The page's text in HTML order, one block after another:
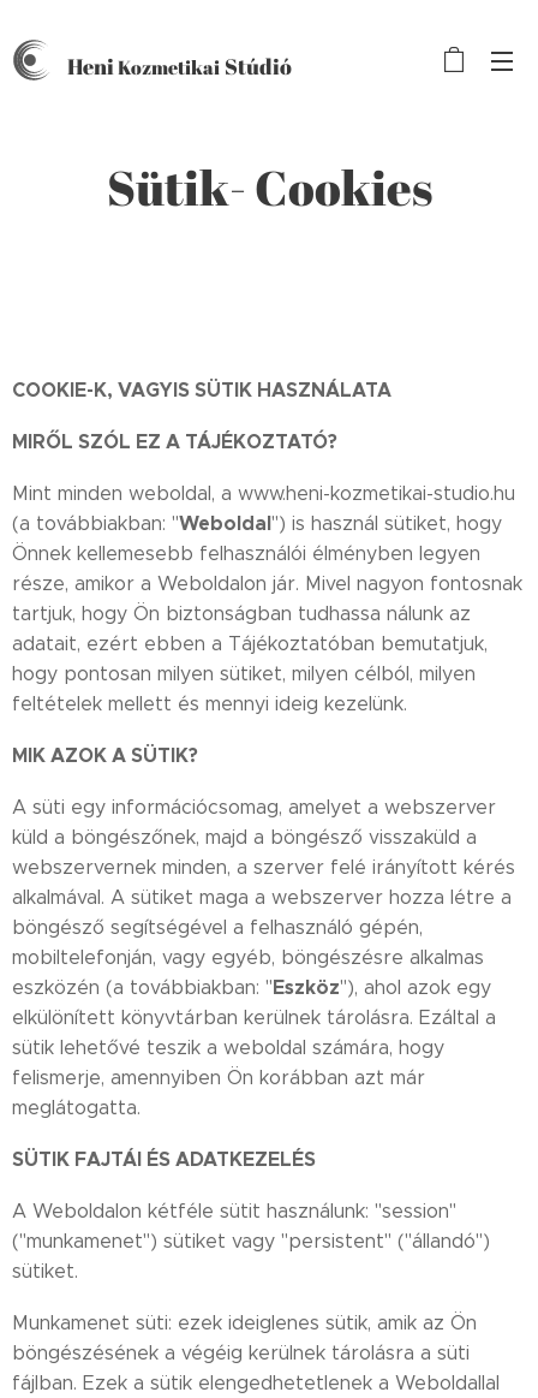
HeniKozmetikai Stúdió
Sütik- Cookies
COOKIE-K, VAGYIS SÜTIK HASZNÁLATA
MIRŐL SZÓL EZ A TÁJÉKOZTATÓ?
Mint minden weboldal, a www.heni-kozmetikai-studio.hu
(a továbbiakban: "Weboldal") is használ sütiket, hogy
Önnek kellemesebb felhasználói élményben legyen
része, amikor a Weboldalon jár. Mivel nagyon fontosnak
tartjuk, hogy Ön biztonságban tudhassa nálunk az
adatait, ezért ebben a Tájékoztatóban bemutatjuk,
hogy pontosan milyen sütiket, milyen célból, milyen
feltételek mellett és mennyi ideig kezelünk.
MIK AZOK A SÜTIK?
A süti egy információcsomag, amelyet a webszerver
küld a böngészőnek, majd a böngésző visszaküld a
webszervernek minden, a szerver felé irányított kérés
alkalmával. A sütiket maga a webszerver hozza létre a
böngésző segítségével a felhasználó gépén,
mobiltelefonján, vagy egyéb, böngészésre alkalmas
eszközén (a továbbiakban: "Eszköz"), ahol azok egy
elkülönített könyvtárban kerülnek tárolásra. Ezáltal a
sütik lehetővé teszik a weboldal számára, hogy
felismerje, amennyiben Ön korábban azt már
meglátogatta.
SÜTIK FAJTÁI ÉS ADATKEZELÉS
A Weboldalon kétféle sütit használunk: "session"
("munkamenet") sütiket vagy "persistent" ("állandó")
sütiket.
Munkamenet süti: ezek ideiglenes sütik, amik az Ön
böngészésének a végéig kerülnek tárolásra a süti
fájlban. Ezek a sütik elengedhetetlenek a Weboldallal